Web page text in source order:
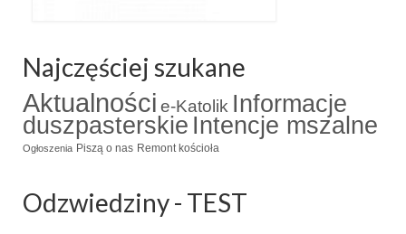
Narodowy Dzień Pamięci “Żołnierzy
Wyklętych” 2018
Galerie 2017
Wprowadzenie nowego Proboszcza
Najczęściej szukane
Aktualności e-Katolik Informacje
duszpasterskie Intencje mszalne
Ogłoszenia Piszą o nas Remont kościoła
Odzwiedziny - TEST